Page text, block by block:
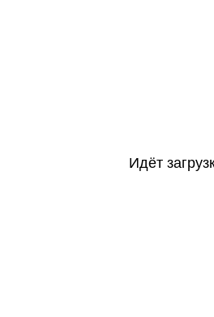
Идёт